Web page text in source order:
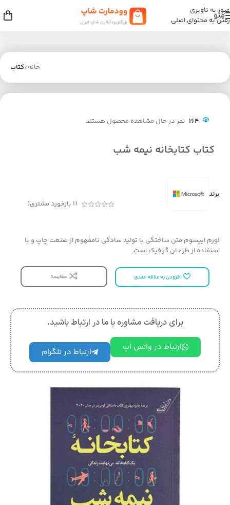
عبور به ناوبری
رفتن به محتوای اصلی
منو
خانه کتاب
164 نفر در حال مشاهده محصول هستند
کتاب کتابخانه نیمه شب
برند
(
1 بازخورد مشتری)
لورم ایپسوم متن ساختگی با تولید سادگی نامفهوم از صنعت چاپ و با
استفاده از طراحان گرافیک است.
افزودن به علاقه مندی مقایسه
برای دریافت مشاوره با ما در ارتباط باشید.
ارتباط در واتس اپ ارتباط در تلگرام